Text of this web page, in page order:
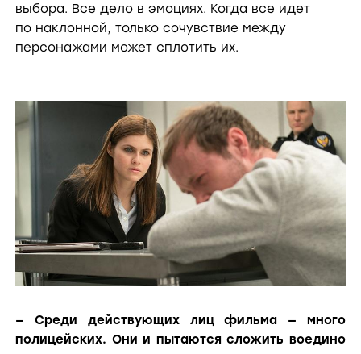
выбора. Все дело в эмоциях. Когда все идет
по наклонной, только сочувствие между
персонажами может сплотить их.
— Среди действующих лиц фильма — много
полицейских. Они и пытаются сложить воедино